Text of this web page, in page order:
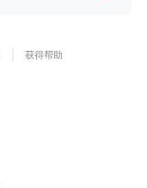
获得帮助